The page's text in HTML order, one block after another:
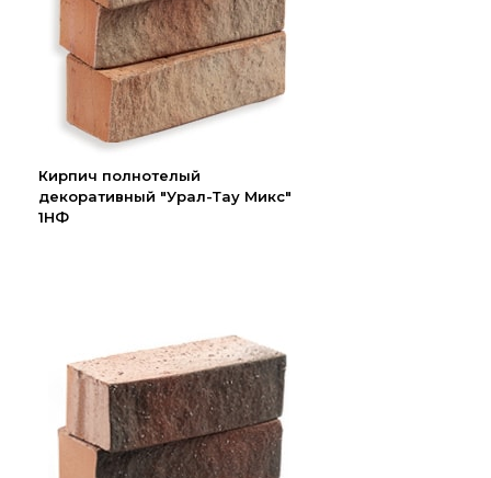
Кирпич полнотелый
декоративный "Урал-Тау Микс"
1НФ